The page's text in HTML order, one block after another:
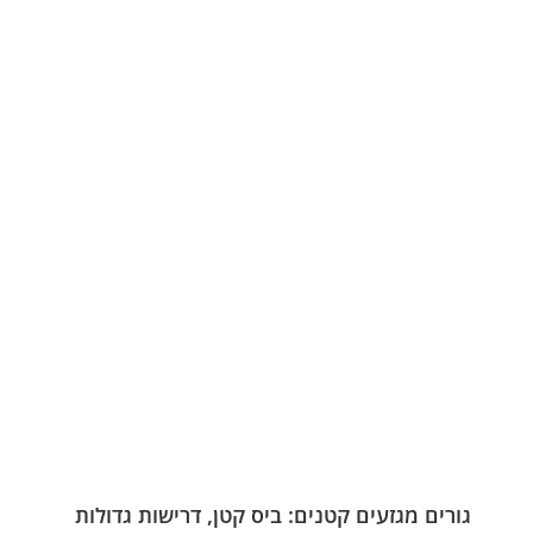
גורים מגזעים קטנים: ביס קטן, דרישות גדולות